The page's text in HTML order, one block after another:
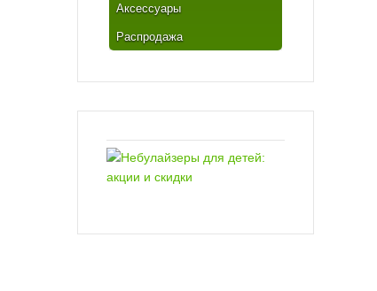
Аксессуары
Распродажа